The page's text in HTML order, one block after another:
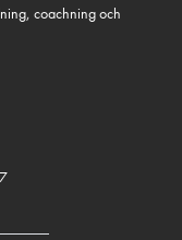
coachning och